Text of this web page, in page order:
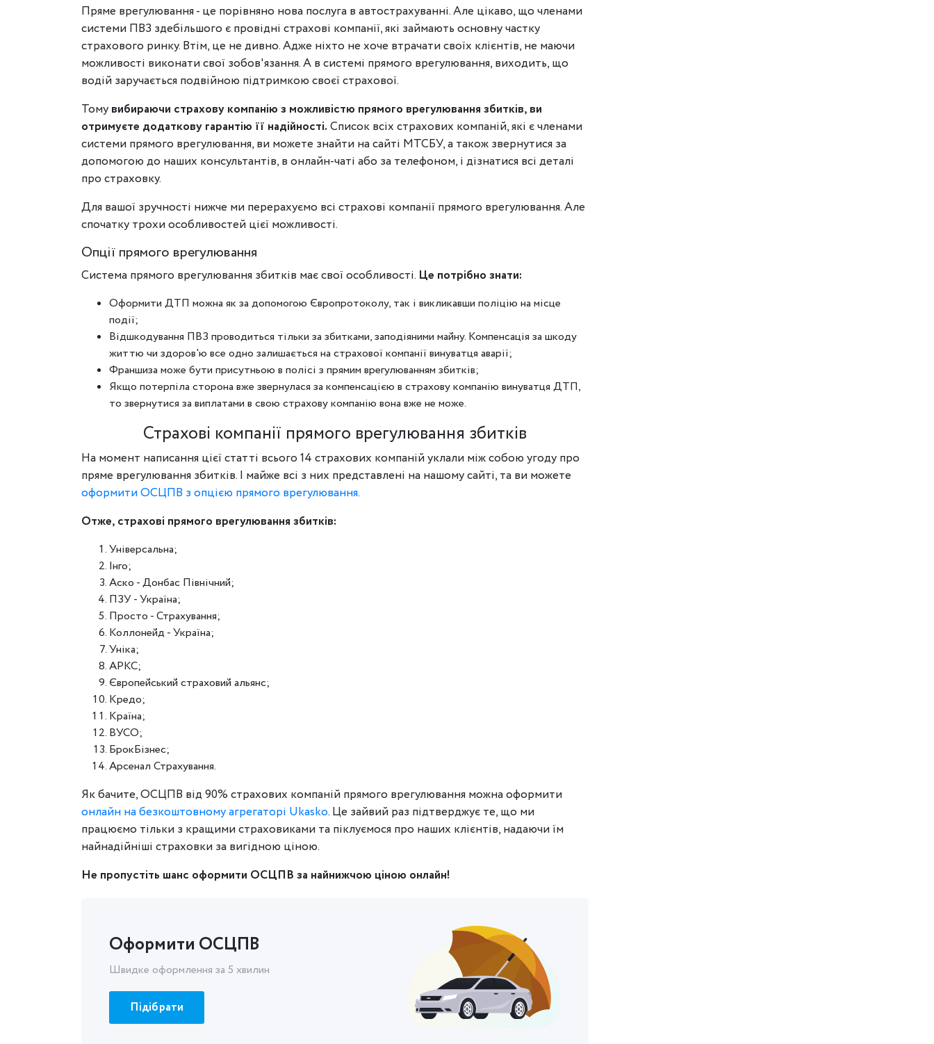
Пряме врегулювання - це порівняно нова послуга в автострахуванні. Але цікаво, що членами
системи ПВЗ здебільшого є провідні страхові компанії, які займають основну частку
страхового ринку. Втім, це не дивно. Адже ніхто не хоче втрачати своїх клієнтів, не маючи
можливості виконати свої зобов'язання. А в системі прямого врегулювання, виходить, що
водій заручається подвійною підтримкою своєї страхової.
Тому вибираючи страхову компанію з можливістю прямого врегулювання збитків, ви
отримуєте додаткову гарантію її надійності. Список всіх страхових компаній, які є членами
системи прямого врегулювання, ви можете знайти на сайті МТСБУ, а також звернутися за
допомогою до наших консультантів, в онлайн-чаті або за телефоном, і дізнатися всі деталі
про страховку.
Для вашої зручності нижче ми перерахуємо всі страхові компанії прямого врегулювання. Але
спочатку трохи особливостей цієї можливості.
Опції прямого врегулювання
Система прямого врегулювання збитків має свої особливості. Це потрібно знати:
Оформити ДТП можна як за допомогою Європротоколу, так і викликавши поліцію на місце
події;
Відшкодування ПВЗ проводиться тільки за збитками, заподіяними майну. Компенсація за шкоду
життю чи здоров'ю все одно залишається на страхової компанії винуватця аварії;
Франшиза може бути присутньою в полісі з прямим врегулюванням збитків;
Якщо потерпіла сторона вже звернулася за компенсацією в страхову компанію винуватця ДТП,
то звернутися за виплатами в свою страхову компанію вона вже не може.
Страхові компанії прямого врегулювання збитків
На момент написання цієї статті всього 14 страхових компаній уклали між собою угоду про
пряме врегулювання збитків. І майже всі з них представлені на нашому сайті, та ви можете
оформити ОСЦПВ з опцією прямого врегулювання.
Отже, страхові прямого врегулювання збитків:
Універсальна;
Інго;
Аско - Донбас Північний;
ПЗУ - Україна;
Просто - Страхування;
Коллонейд - Україна;
Уніка;
АРКС;
Європейський страховий альянс;
Кредо;
Країна;
ВУСО;
БрокБізнес;
Арсенал Страхування.
Як бачите, ОСЦПВ від 90% страхових компаній прямого врегулювання можна оформити
онлайн на безкоштовному агрегаторі Ukasko. Це зайвий раз підтверджує те, що ми
працюємо тільки з кращими страховиками та піклуємося про наших клієнтів, надаючи їм
найнадійніші страховки за вигідною ціною.
Не пропустіть шанс оформити ОСЦПВ за найнижчою ціною онлайн!
Оформити ОСЦПВ
Швидке оформлення за 5 хвилин
Підібрати